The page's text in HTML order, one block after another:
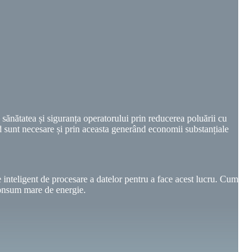
și siguranța operatorului prin reducerea poluării cu
necesare și prin aceasta generând economii substanțiale
de procesare a datelor pentru a face acest lucru. Cum
mare de energie.